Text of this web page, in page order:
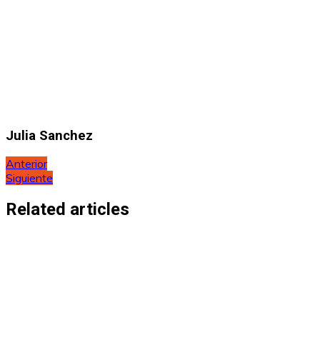
Julia Sanchez
Navegación
de
entradas
Anterior
Siguiente
Related articles